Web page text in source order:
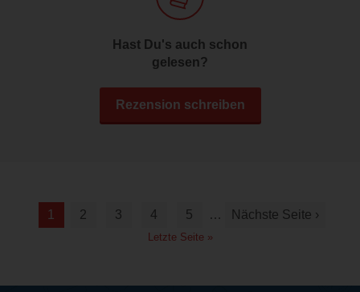
Hast Du's auch schon
gelesen?
Rezension schreiben
1 2 3 4 5 … Nächste Seite ›
Letzte Seite »